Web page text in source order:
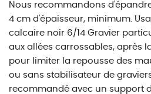
Nous recommandons
4 cm d'épaisseur, minimum.
calcaire noir 6/14 Gravier
aux allées carrossables, après
pour limiter la repousse des
ou sans stabilisateur de
recommandé avec un support